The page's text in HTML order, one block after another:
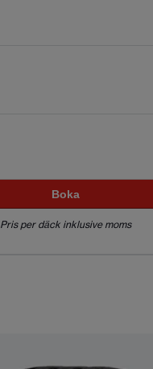
Boka
Pris per däck inklusive moms